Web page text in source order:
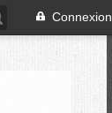
Connexion